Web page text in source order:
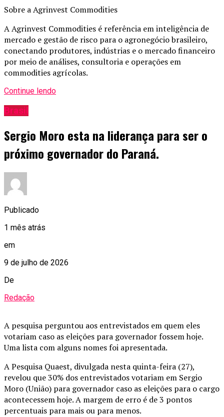
Sobre a Agrinvest Commodities
A Agrinvest Commodities é referência em inteligência de
mercado e gestão de risco para o agronegócio brasileiro,
conectando produtores, indústrias e o mercado financeiro
por meio de análises, consultoria e operações em
commodities agrícolas.
Continue lendo
Brasil
Sergio Moro esta na liderança para ser o
próximo governador do Paraná.
Publicado
1 mês atrás
em
9 de julho de 2026
De
Redação
A pesquisa perguntou aos entrevistados em quem eles
votariam caso as eleições para governador fossem hoje.
Uma lista com alguns nomes foi apresentada.
A Pesquisa Quaest, divulgada nesta quinta-feira (27),
revelou que 30% dos entrevistados votariam em Sergio
Moro (União) para governador caso as eleições para o cargo
acontecessem hoje. A margem de erro é de 3 pontos
percentuais para mais ou para menos.